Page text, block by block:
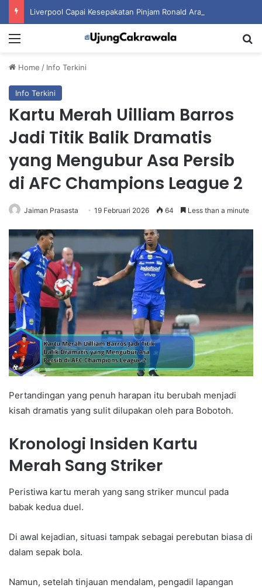
Home / Info Terkini
Info Terkini
Kartu Merah Uilliam Barros
Jadi Titik Balik Dramatis
yang Mengubur Asa Persib
di AFC Champions League 2
Jaiman Prasasta 19 Februari 2026 64 Less than a minute
Pertandingan yang penuh harapan itu berubah menjadi
kisah dramatis yang sulit dilupakan oleh para Bobotoh.
Kronologi Insiden Kartu
Merah Sang Striker
Peristiwa kartu merah yang sang striker muncul pada
babak kedua duel.
Di awal kejadian, situasi tampak sebagai perebutan biasa di
dalam sepak bola.
Namun, setelah tinjauan mendalam, pengadil lapangan